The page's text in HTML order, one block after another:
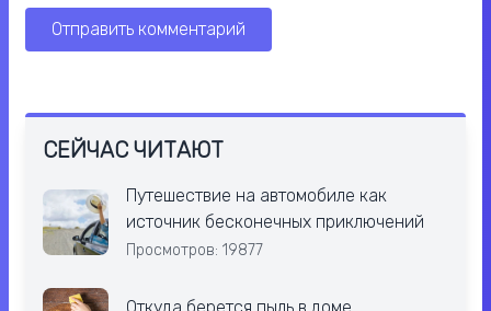
СЕЙЧАС ЧИТАЮТ
Путешествие на автомобиле как
источник бесконечных приключений
Просмотров: 19877